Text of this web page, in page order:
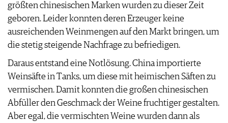
größten chinesischen Marken wurden zu dieser Zeit
geboren. Leider konnten deren Erzeuger keine
ausreichenden Weinmengen auf den Markt bringen, um
die stetig steigende Nachfrage zu befriedigen.
Daraus entstand eine Notlösung. China importierte
Weinsäfte in Tanks, um diese mit heimischen Säften zu
vermischen. Damit konnten die großen chinesischen
Abfüller den Geschmack der Weine fruchtiger gestalten.
Aber egal, die vermischten Weine wurden dann als